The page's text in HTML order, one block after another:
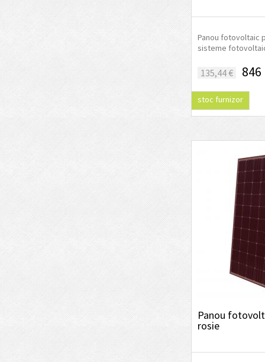
Panou fotovoltaic
sisteme
135,44 €
stoc furnizor
Panou
rosie